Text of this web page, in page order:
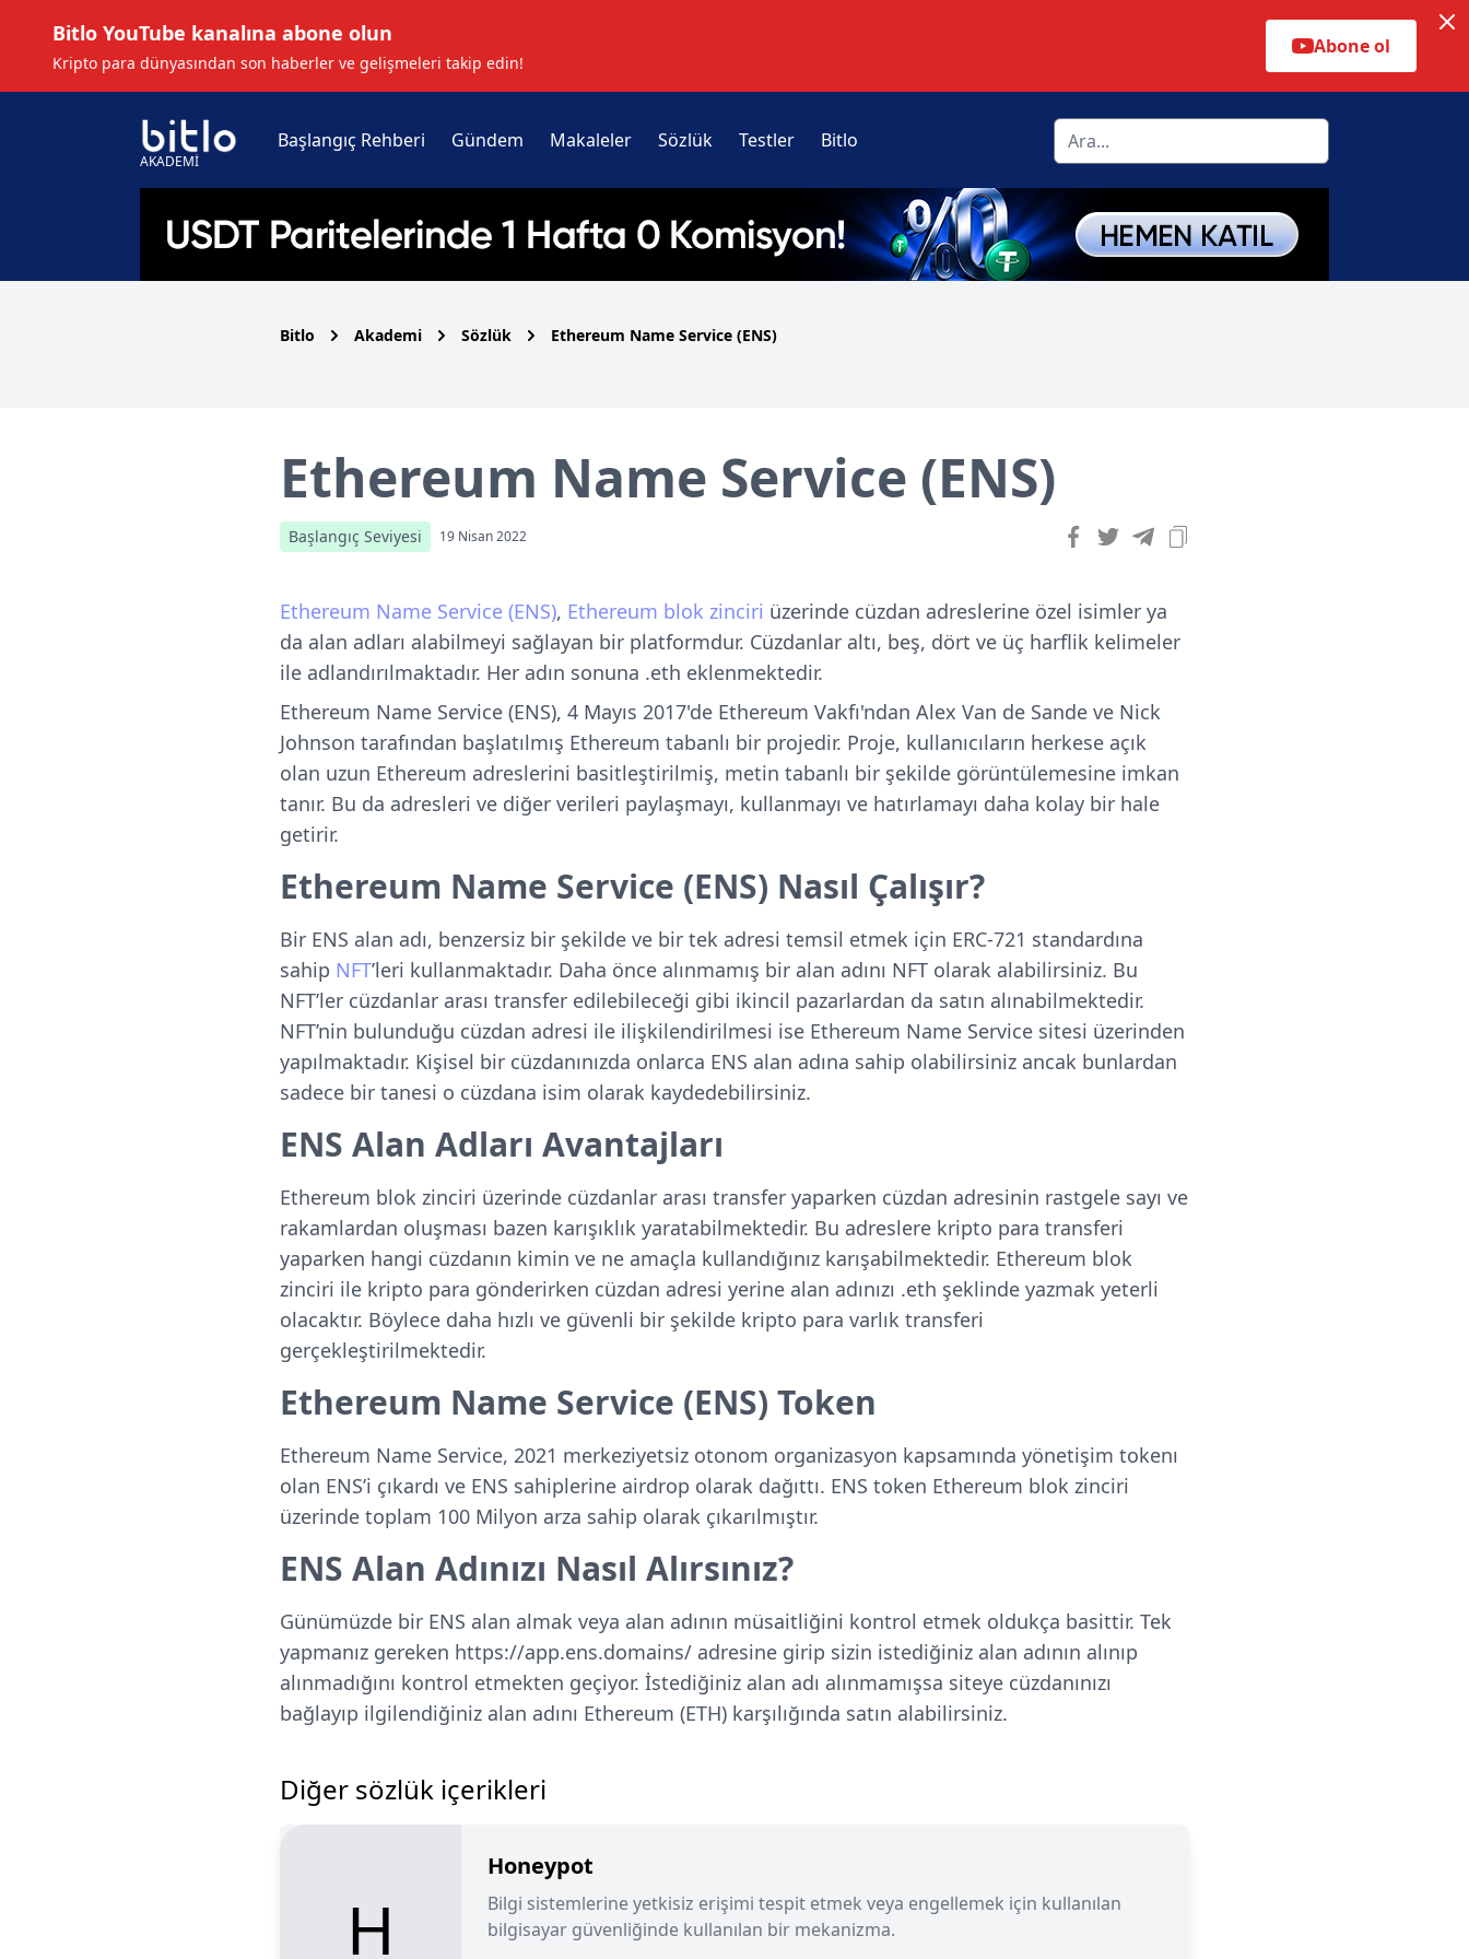
Bitlo YouTube kanalına abone olun
Kripto para dünyasından son haberler ve gelişmeleri takip edin!
Abone ol
AKADEMİ
Başlangıç Rehberi Gündem Makaleler Sözlük Testler Bitlo
Bitlo Akademi Sözlük Ethereum Name Service (ENS)
Ethereum Name Service (ENS)
Başlangıç Seviyesi 19 Nisan 2022
Ethereum Name Service (ENS), Ethereum blok zinciri üzerinde cüzdan adreslerine özel isimler ya
da alan adları alabilmeyi sağlayan bir platformdur. Cüzdanlar altı, beş, dört ve üç harflik kelimeler
ile adlandırılmaktadır. Her adın sonuna .eth eklenmektedir.
Ethereum Name Service (ENS), 4 Mayıs 2017'de Ethereum Vakfı'ndan Alex Van de Sande ve Nick
Johnson tarafından başlatılmış Ethereum tabanlı bir projedir. Proje, kullanıcıların herkese açık
olan uzun Ethereum adreslerini basitleştirilmiş, metin tabanlı bir şekilde görüntülemesine imkan
tanır. Bu da adresleri ve diğer verileri paylaşmayı, kullanmayı ve hatırlamayı daha kolay bir hale
getirir.
Ethereum Name Service (ENS) Nasıl Çalışır?
Bir ENS alan adı, benzersiz bir şekilde ve bir tek adresi temsil etmek için ERC-721 standardına
sahip NFT’leri kullanmaktadır. Daha önce alınmamış bir alan adını NFT olarak alabilirsiniz. Bu
NFT’ler cüzdanlar arası transfer edilebileceği gibi ikincil pazarlardan da satın alınabilmektedir.
NFT’nin bulunduğu cüzdan adresi ile ilişkilendirilmesi ise Ethereum Name Service sitesi üzerinden
yapılmaktadır. Kişisel bir cüzdanınızda onlarca ENS alan adına sahip olabilirsiniz ancak bunlardan
sadece bir tanesi o cüzdana isim olarak kaydedebilirsiniz.
ENS Alan Adları Avantajları
Ethereum blok zinciri üzerinde cüzdanlar arası transfer yaparken cüzdan adresinin rastgele sayı ve
rakamlardan oluşması bazen karışıklık yaratabilmektedir. Bu adreslere kripto para transferi
yaparken hangi cüzdanın kimin ve ne amaçla kullandığınız karışabilmektedir. Ethereum blok
zinciri ile kripto para gönderirken cüzdan adresi yerine alan adınızı .eth şeklinde yazmak yeterli
olacaktır. Böylece daha hızlı ve güvenli bir şekilde kripto para varlık transferi
gerçekleştirilmektedir.
Ethereum Name Service (ENS) Token
Ethereum Name Service, 2021 merkeziyetsiz otonom organizasyon kapsamında yönetişim tokenı
olan ENS’i çıkardı ve ENS sahiplerine airdrop olarak dağıttı. ENS token Ethereum blok zinciri
üzerinde toplam 100 Milyon arza sahip olarak çıkarılmıştır.
ENS Alan Adınızı Nasıl Alırsınız?
Günümüzde bir ENS alan almak veya alan adının müsaitliğini kontrol etmek oldukça basittir. Tek
yapmanız gereken https://app.ens.domains/ adresine girip sizin istediğiniz alan adının alınıp
alınmadığını kontrol etmekten geçiyor. İstediğiniz alan adı alınmamışsa siteye cüzdanınızı
bağlayıp ilgilendiğiniz alan adını Ethereum (ETH) karşılığında satın alabilirsiniz.
Diğer sözlük içerikleri
H
Honeypot
Bilgi sistemlerine yetkisiz erişimi tespit etmek veya engellemek için kullanılan
bilgisayar güvenliğinde kullanılan bir mekanizma.